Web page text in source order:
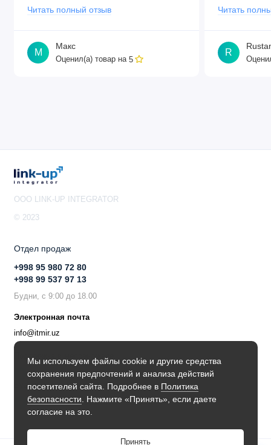
Читать полный отзыв
М
Макс
Оценил(а) товар на 5
Читать
R
Мы используем файлы cookie и другие средства
сохранения предпочтений и анализа действий
посетителей сайта. Подробнее в Политика
безопасности . Нажмите «Принять», если даете
согласие на это.
Принять
OOO LINK-UP INTEGRATOR
© 2023
Отдел продаж
+998 95 980 72 80
+998 99 537 97 13
Будни, с 9:00 до 18.00
Электронная почта
info@itmir.uz
Поддержка в мессенджере
Будьте в курсе наших новостей!